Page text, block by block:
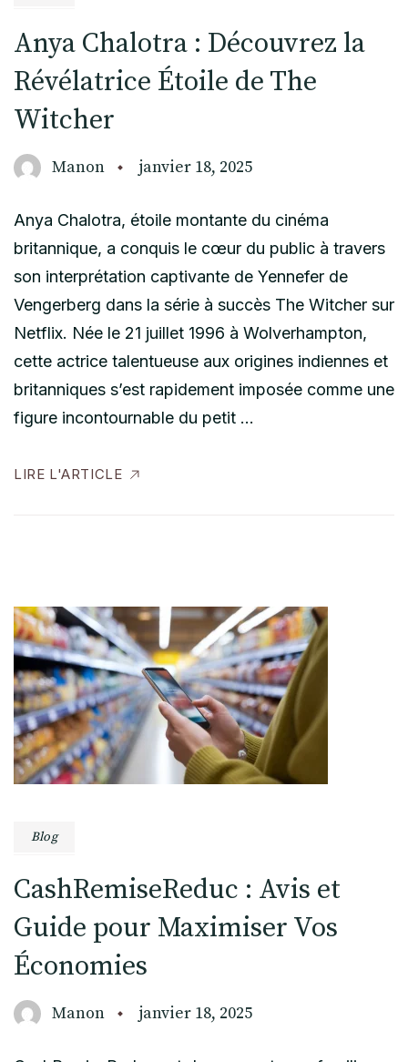
Anya Chalotra : Découvrez la
Révélatrice Étoile de The
Witcher
Manon janvier 18, 2025
Anya Chalotra, étoile montante du cinéma
britannique, a conquis le cœur du public à travers
son interprétation captivante de Yennefer de
Vengerberg dans la série à succès The Witcher sur
Netflix. Née le 21 juillet 1996 à Wolverhampton,
cette actrice talentueuse aux origines indiennes et
britanniques s’est rapidement imposée comme une
figure incontournable du petit …
LIRE L'ARTICLE
Blog
CashRemiseReduc : Avis et
Guide pour Maximiser Vos
Économies
Manon janvier 18, 2025